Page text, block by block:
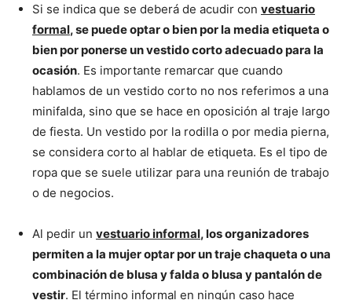
Si se indica que se deberá de acudir con vestuario
formal, se puede optar o bien por la media etiqueta o
bien por ponerse un vestido corto adecuado para la
ocasión. Es importante remarcar que cuando
hablamos de un vestido corto no nos referimos a una
minifalda, sino que se hace en oposición al traje largo
de fiesta. Un vestido por la rodilla o por media pierna,
se considera corto al hablar de etiqueta. Es el tipo de
ropa que se suele utilizar para una reunión de trabajo
o de negocios.
Al pedir un vestuario informal, los organizadores
permiten a la mujer optar por un traje chaqueta o una
combinación de blusa y falda o blusa y pantalón de
vestir. El término informal en ningún caso hace